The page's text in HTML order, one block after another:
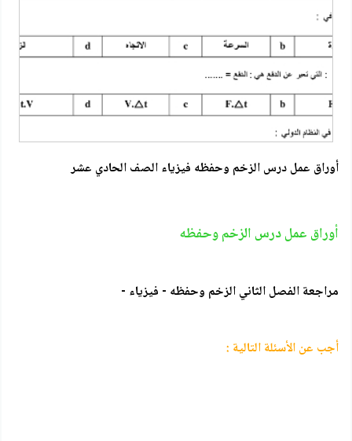
أوراق عمل درس الزخم وحفظه فيزياء الصف الحادي عشر
أوراق عمل درس الزخم وحفظه
مراجعة الفصل الثاني الزخم وحفظه - فيزياء -
أجب عن الأسئلة التالية :